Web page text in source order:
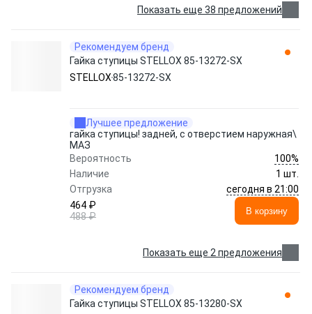
Показать еще 38 предложений
Рекомендуем бренд
Гайка ступицы STELLOX 85-13272-SX
STELLOX85-13272-SX
Лучшее предложение
гайка ступицы! задней, с отверстием наружная\
МАЗ
Вероятность
100%
Наличие
1 шт.
Отгрузка
сегодня в 21:00
464 ₽
488 ₽
В корзину
Показать еще 2 предложения
Рекомендуем бренд
Гайка ступицы STELLOX 85-13280-SX